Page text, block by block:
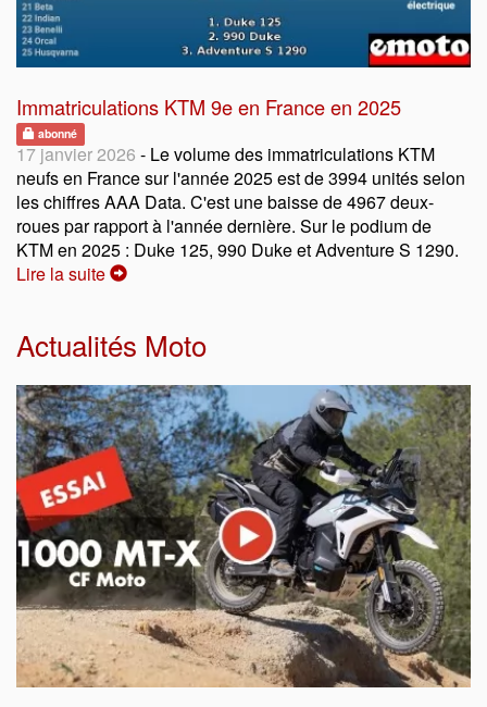
Immatriculations KTM 9e en France en 2025
abonné
17 janvier 2026 - Le volume des immatriculations KTM
neufs en France sur l'année 2025 est de 3994 unités selon
les chiffres AAA Data. C'est une baisse de 4967 deux-
roues par rapport à l'année dernière. Sur le podium de
KTM en 2025 : Duke 125, 990 Duke et Adventure S 1290.
Lire la suite
Actualités Moto